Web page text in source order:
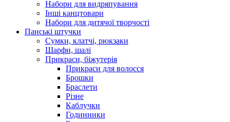
Набори для видряпування
Інші канцтовари
Набори для дитячої творчості
Панські штучки
Сумки, клатчі, рюкзаки
Шарфи, шалі
Прикраси, біжутерія
Прикраси для волосся
Брошки
Браслети
Різне
Каблучки
Годинники